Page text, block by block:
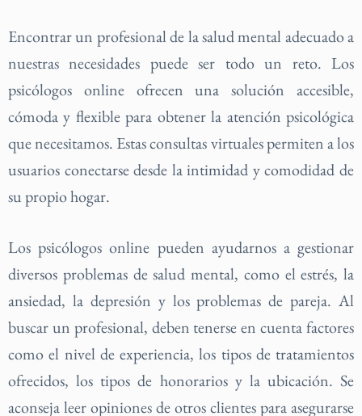
Encontrar un profesional de la salud mental adecuado a
nuestras necesidades puede ser todo un reto. Los
psicólogos online ofrecen una solución accesible,
cómoda y flexible para obtener la atención psicológica
que necesitamos. Estas consultas virtuales permiten a los
usuarios conectarse desde la intimidad y comodidad de
su propio hogar.
Los psicólogos online pueden ayudarnos a gestionar
diversos problemas de salud mental, como el estrés, la
ansiedad, la depresión y los problemas de pareja. Al
buscar un profesional, deben tenerse en cuenta factores
como el nivel de experiencia, los tipos de tratamientos
ofrecidos, los tipos de honorarios y la ubicación. Se
aconseja leer opiniones de otros clientes para asegurarse